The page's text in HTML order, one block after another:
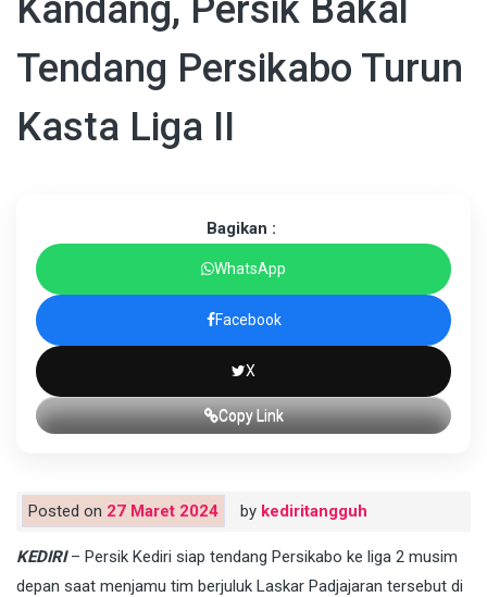
Kandang, Persik Bakal
Tendang Persikabo Turun
Kasta Liga II
Bagikan :
WhatsApp
Facebook
X
Copy Link
Posted on 27 Maret 2024 by kediritangguh
KEDIRI– Persik Kediri siap tendang Persikabo ke liga 2 musim
depan saat menjamu tim berjuluk Laskar Padjajaran tersebut di